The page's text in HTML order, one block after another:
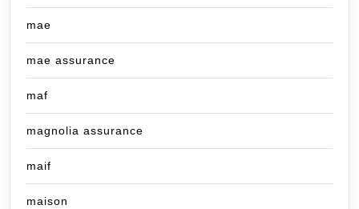
mae
mae assurance
maf
magnolia assurance
maif
maison